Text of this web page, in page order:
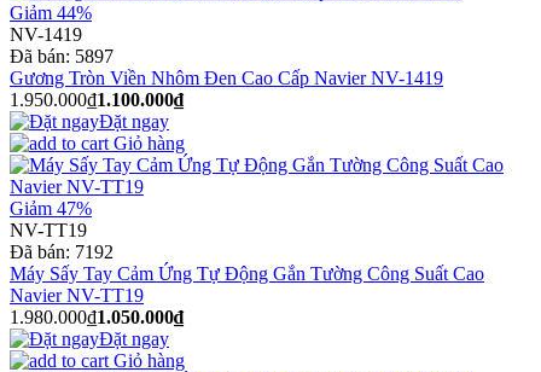
Giảm 44%
NV-1419
Đã bán: 5897
Gương Tròn Viền Nhôm Đen Cao Cấp Navier NV-1419
1.950.000₫1.100.000₫
Đặt ngay
Giỏ hàng
Giảm 47%
NV-TT19
Đã bán: 7192
Máy Sấy Tay Cảm Ứng Tự Động Gắn Tường Công Suất Cao
Navier NV-TT19
1.980.000₫1.050.000₫
Đặt ngay
Giỏ hàng